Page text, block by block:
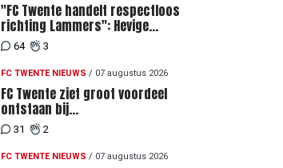
"FC Twente handelt respectloos
richting Lammers": Hevige
discussie rondom degradatie tot
derde spits
64 3
FC TWENTE NIEUWS / 07 augustus 2026
FC Twente ziet groot voordeel
ontstaan bij
Eredivisiewedstrijden tegen
Heerenveen en PEC Zwolle
31 2
FC TWENTE NIEUWS / 07 augustus 2026